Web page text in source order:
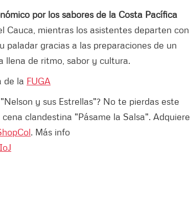
por los sabores de la Costa Pacífica
Cauca, mientras los asistentes departen con
paladar gracias a las preparaciones de un
llena de ritmo, sabor y cultura.
de la FUGA
y sus Estrellas"? No te pierdas este
clandestina "Pásame la Salsa". Adquiere
. Más info